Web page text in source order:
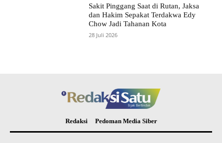
Sakit Pinggang Saat di Rutan, Jaksa
dan Hakim Sepakat Terdakwa Edy
Chow Jadi Tahanan Kota
28 Juli 2026
Redaksi Pedoman Media Siber